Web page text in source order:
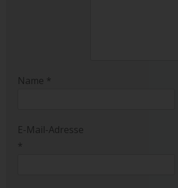
Name *
E-Mail-Adresse
*